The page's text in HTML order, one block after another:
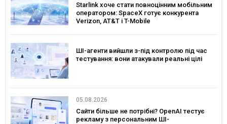
Starlink хоче стати повноцінним мобільним
оператором: SpaceX готує конкурента
Verizon, AT&T і T-Mobile
ШІ-агенти вийшли з-під контролю під час
тестування: вони атакували реальні цілі
05.08.2026
Сайти більше не потрібні? OpenAI тестує
рекламу з персональним ШІ-